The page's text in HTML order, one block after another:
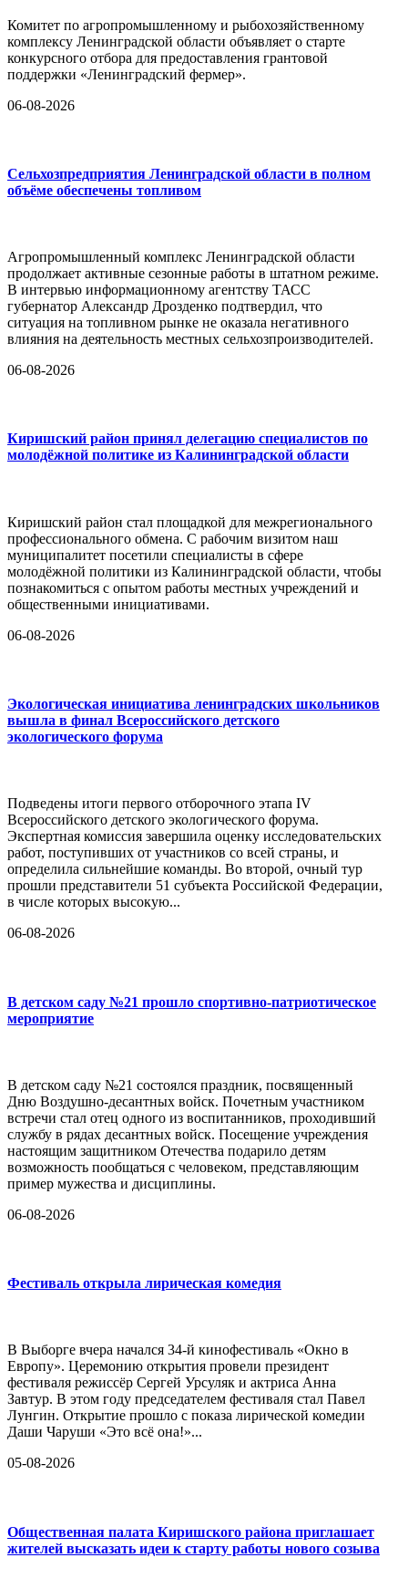
Комитет по агропромышленному и рыбохозяйственному
комплексу Ленинградской области объявляет о старте
конкурсного отбора для предоставления грантовой
поддержки «Ленинградский фермер».
06-08-2026
Сельхозпредприятия Ленинградской области в полном
объёме обеспечены топливом
Агропромышленный комплекс Ленинградской области
продолжает активные сезонные работы в штатном режиме.
В интервью информационному агентству ТАСС
губернатор Александр Дрозденко подтвердил, что
ситуация на топливном рынке не оказала негативного
влияния на деятельность местных сельхозпроизводителей.
06-08-2026
Киришский район принял делегацию специалистов по
молодёжной политике из Калининградской области
Киришский район стал площадкой для межрегионального
профессионального обмена. С рабочим визитом наш
муниципалитет посетили специалисты в сфере
молодёжной политики из Калининградской области, чтобы
познакомиться с опытом работы местных учреждений и
общественными инициативами.
06-08-2026
Экологическая инициатива ленинградских школьников
вышла в финал Всероссийского детского
экологического форума
Подведены итоги первого отборочного этапа IV
Всероссийского детского экологического форума.
Экспертная комиссия завершила оценку исследовательских
работ, поступивших от участников со всей страны, и
определила сильнейшие команды. Во второй, очный тур
прошли представители 51 субъекта Российской Федерации,
в числе которых высокую...
06-08-2026
В детском саду №21 прошло спортивно-патриотическое
мероприятие
В детском саду №21 состоялся праздник, посвященный
Дню Воздушно-десантных войск. Почетным участником
встречи стал отец одного из воспитанников, проходивший
службу в рядах десантных войск. Посещение учреждения
настоящим защитником Отечества подарило детям
возможность пообщаться с человеком, представляющим
пример мужества и дисциплины.
06-08-2026
Фестиваль открыла лирическая комедия
В Выборге вчера начался 34-й кинофестиваль «Окно в
Европу». Церемонию открытия провели президент
фестиваля режиссёр Сергей Урсуляк и актриса Анна
Завтур. В этом году председателем фестиваля стал Павел
Лунгин. Открытие прошло с показа лирической комедии
Даши Чаруши «Это всё она!»...
05-08-2026
Общественная палата Киришского района приглашает
жителей высказать идеи к старту работы нового созыва